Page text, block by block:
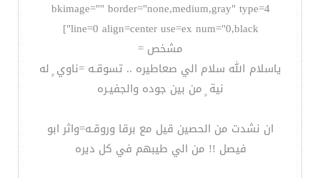
bkimage="" border="none,medium,gray" type=4
line=0 align=center use=ex num="0,black"]
مشخص =
ياسلام الله سلام الي صعاطيره .. تسوقـه =ناوي ٍ له
نية ٍ من بين جوده والجفيـره
ان نشدت من الحصين قيل مع برقا وروقـه=واثر ابو
فيصل !! من الي طيبهم في كل ديره